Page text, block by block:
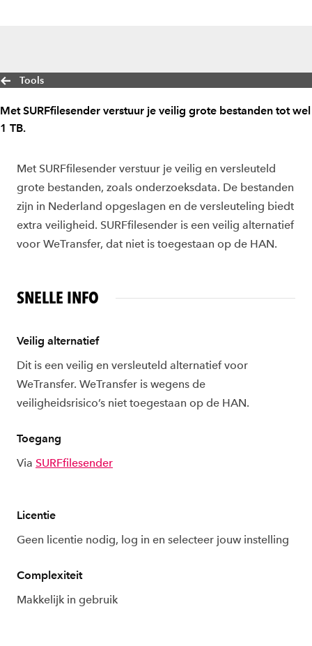
Tools
Met SURFfilesender verstuur je veilig grote bestanden tot wel
1 TB.
Met SURFfilesender verstuur je veilig en versleuteld
grote bestanden, zoals onderzoeksdata. De bestanden
zijn in Nederland opgeslagen en de versleuteling biedt
extra veiligheid. SURFfilesender is een veilig alternatief
voor WeTransfer, dat niet is toegestaan op de HAN.
SNELLE INFO
Veilig alternatief
Dit is een veilig en versleuteld alternatief voor
WeTransfer. WeTransfer is wegens de
veiligheidsrisico’s niet toegestaan op de HAN.
Toegang
Via SURFfilesender
Licentie
Geen licentie nodig, log in en selecteer jouw instelling
Complexiteit
Makkelijk in gebruik